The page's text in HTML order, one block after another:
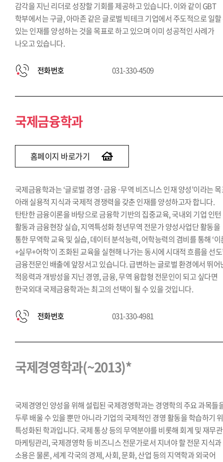
감각을 지닌 리더로 성장할 기회를 제공하고 있습니다. 이와 같이 GBT
학부에서는 구글, 아마존 같은 글로벌 빅테크 기업에서 주도적으로 일
있는 인재를 양성하는 것을 목표로 하고 있으며 이미 성공적인 사례가
나오고 있습니다.
전화번호 031-330-4509
국제금융학과
홈페이지 바로가기
국제금융학과는 ‘글로벌 경영·금융·무역 비즈니스 인재 양성’이라는
아래 실용적 지식과 국제적 경쟁력을 갖춘 인재를 양성하고자 합니다.
탄탄한 금융이론을 바탕으로 금융학 기반의 집중교육, 국내외 기업 인턴
활동과 금융현장 실습, 지역특성화 청년무역 전문가 양성사업단 활동을
통한 무역학 교육 및 실습, 데이터 분석능력, 어학능력의 겸비를 통해 ‘이
+실무+어학’이 조화된 교육을 실현해 나가는 동시에 시대적 흐름을 선
금융전문인 배출에 앞장서고 있습니다. 급변하는 글로벌 환경에서 뛰어
적응력과 개방성을 지닌 경영, 금융, 무역 융합형 전문인이 되고 싶다면
한국외대 국제금융학과는 최고의 선택이 될 수 있을 것입니다.
전화번호 031-330-4981
국제경영학과(~2013)*
국제경영인 양성을 위해 설립된 국제경영학과는 경영학의 주요 과목들
두루 배울 수 있을 뿐만 아니라 기업의 국제적인 경영 활동을 학습하기
특성화된 학과입니다. 국제 통상 등의 무역분야를 비롯해 회계 및 재무
마케팅관리, 국제경영학 등 비즈니스 전문가로서 지녀야 할 전문 지식과
소용은 물론, 세계 각국의 경제, 사회, 문화, 산업 등의 지역학과 외국어